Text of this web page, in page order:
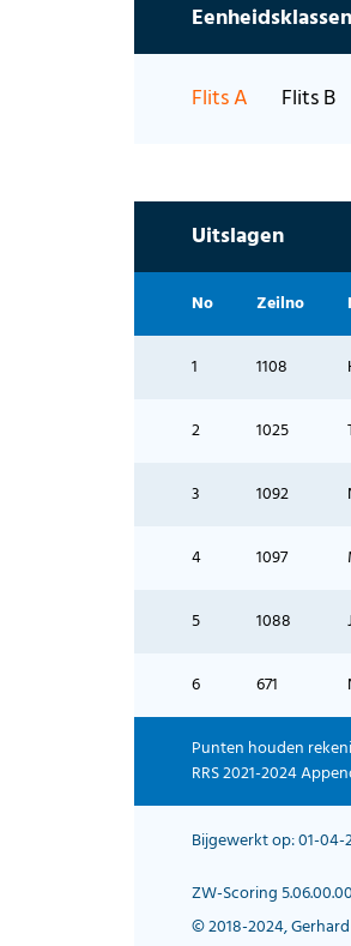
Eenheidsklassen
Flits A Flits B
Uitslagen
No Zeilno
1 1108
2 1025
3 1092
4 1097
5 1088
6 671
Punten houden
RRS 2021-2024
Bijgewerkt op: 01-04-
ZW-Scoring 5.06.00.00
© 2018-2024,